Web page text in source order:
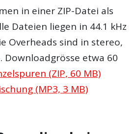
in einer ZIP-Datei als
Dateien liegen in 44.1 kHz
Overheads sind in stereo,
Downloadgrösse etwa 60
(ZIP, 60 MB)
(MP3, 3 MB)